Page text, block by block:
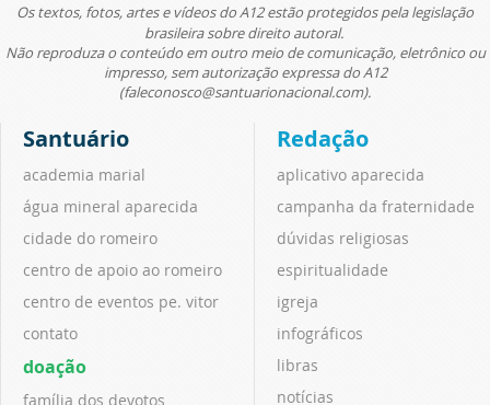
Os textos, fotos, artes e vídeos do A12 estão protegidos pela legislação
brasileira sobre direito autoral.
Não reproduza o conteúdo em outro meio de comunicação, eletrônico ou
impresso, sem autorização expressa do A12
(faleconosco@santuarionacional.com).
Santuário
academia marial
água mineral aparecida
cidade do romeiro
centro de apoio ao romeiro
centro de eventos pe. vitor
contato
doação
família dos devotos
Redação
aplicativo aparecida
campanha da fraternidade
dúvidas religiosas
espiritualidade
igreja
infográficos
libras
notícias